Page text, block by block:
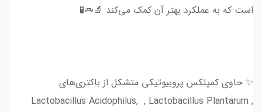
است که به عملکرد بهتر آن کمک می‌کند 🔬🧫🧪
✨ حاوی کمپلکس پروبیوتیکی متشکل از باکتری‌های
Lactobacillus Acidophilus, , Lactobacillus Plantarum ,